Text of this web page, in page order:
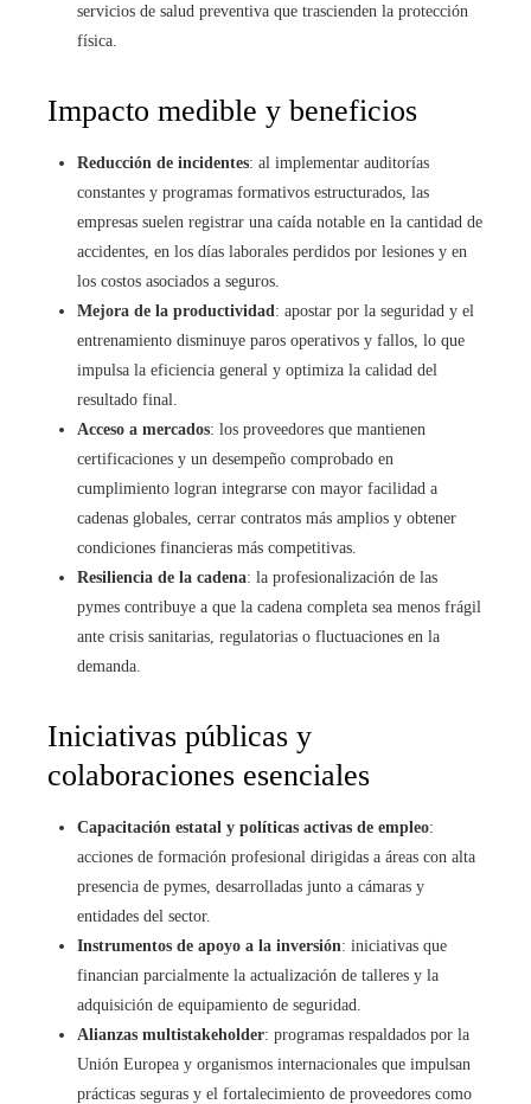
servicios de salud preventiva que trascienden la protección
física.
Impacto medible y beneficios
Reducción de incidentes: al implementar auditorías
constantes y programas formativos estructurados, las
empresas suelen registrar una caída notable en la cantidad de
accidentes, en los días laborales perdidos por lesiones y en
los costos asociados a seguros.
Mejora de la productividad : apostar por la seguridad y el
entrenamiento disminuye paros operativos y fallos, lo que
impulsa la eficiencia general y optimiza la calidad del
resultado final.
Acceso a mercados: los proveedores que mantienen
certificaciones y un desempeño comprobado en
cumplimiento logran integrarse con mayor facilidad a
cadenas globales, cerrar contratos más amplios y obtener
condiciones financieras más competitivas.
Resiliencia de la cadena: la profesionalización de las
pymes contribuye a que la cadena completa sea menos frágil
ante crisis sanitarias, regulatorias o fluctuaciones en la
demanda.
Iniciativas públicas y
colaboraciones esenciales
Capacitación estatal y políticas activas de empleo:
acciones de formación profesional dirigidas a áreas con alta
presencia de pymes, desarrolladas junto a cámaras y
entidades del sector.
Instrumentos de apoyo a la inversión: iniciativas que
financian parcialmente la actualización de talleres y la
adquisición de equipamiento de seguridad.
Alianzas multistakeholder: programas respaldados por la
Unión Europea y organismos internacionales que impulsan
prácticas seguras y el fortalecimiento de proveedores como